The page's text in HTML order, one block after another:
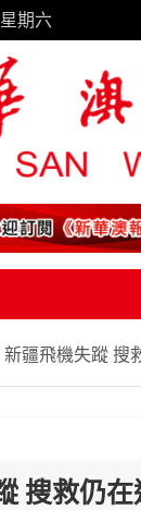
期六
新疆飛機失蹤 搜
搜救仍在